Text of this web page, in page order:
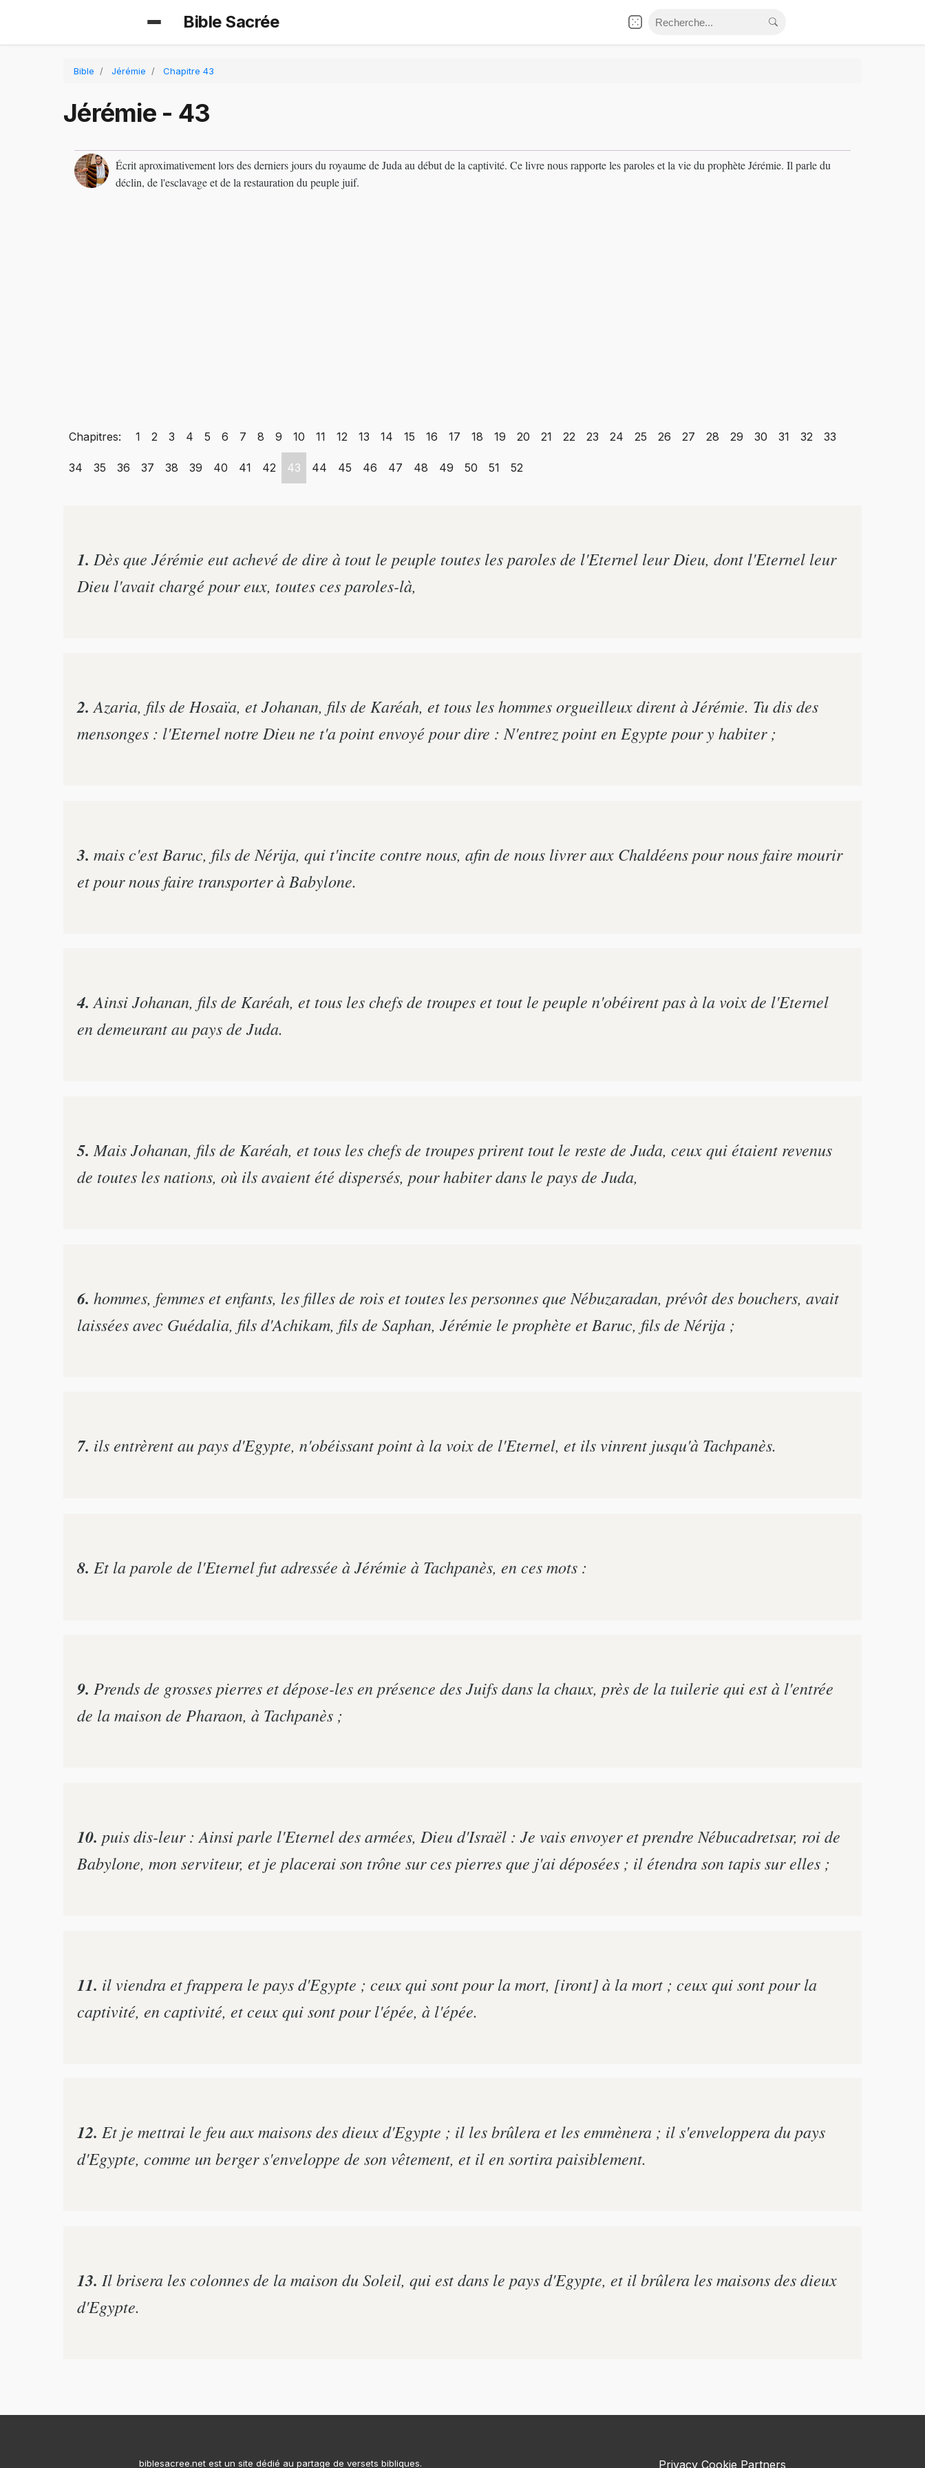
Bible Sacrée
Bible Jérémie Chapitre 43
Jérémie - 43
Écrit aproximativement lors des derniers jours du royaume de Juda au début de la captivité. Ce livre nous rapporte les paroles et la vie du prophète Jérémie. Il parle du
déclin, de l'esclavage et de la restauration du peuple juif.
Chapitres: 1 2 3 4 5 6 7 8 9 10 11 12 13 14 15 16 17 18 19 20 21 22 23 24 25 26 27 28 29 30 31 32 33
34 35 36 37 38 39 40 41 42 43 44 45 46 47 48 49 50 51 52
1. Dès que Jérémie eut achevé de dire à tout le peuple toutes les paroles de l'Eternel leur Dieu, dont l'Eternel leur
Dieu l'avait chargé pour eux, toutes ces paroles-là,
2. Azaria, fils de Hosaïa, et Johanan, fils de Karéah, et tous les hommes orgueilleux dirent à Jérémie. Tu dis des
mensonges : l'Eternel notre Dieu ne t'a point envoyé pour dire : N'entrez point en Egypte pour y habiter ;
3. mais c'est Baruc, fils de Nérija, qui t'incite contre nous, afin de nous livrer aux Chaldéens pour nous faire mourir
et pour nous faire transporter à Babylone.
4. Ainsi Johanan, fils de Karéah, et tous les chefs de troupes et tout le peuple n'obéirent pas à la voix de l'Eternel
en demeurant au pays de Juda.
5. Mais Johanan, fils de Karéah, et tous les chefs de troupes prirent tout le reste de Juda, ceux qui étaient revenus
de toutes les nations, où ils avaient été dispersés, pour habiter dans le pays de Juda,
6. hommes, femmes et enfants, les filles de rois et toutes les personnes que Nébuzaradan, prévôt des bouchers, avait
laissées avec Guédalia, fils d'Achikam, fils de Saphan, Jérémie le prophète et Baruc, fils de Nérija ;
7. ils entrèrent au pays d'Egypte, n'obéissant point à la voix de l'Eternel, et ils vinrent jusqu'à Tachpanès.
8. Et la parole de l'Eternel fut adressée à Jérémie à Tachpanès, en ces mots :
9. Prends de grosses pierres et dépose-les en présence des Juifs dans la chaux, près de la tuilerie qui est à l'entrée
de la maison de Pharaon, à Tachpanès ;
10. puis dis-leur : Ainsi parle l'Eternel des armées, Dieu d'Israël : Je vais envoyer et prendre Nébucadretsar, roi de
Babylone, mon serviteur, et je placerai son trône sur ces pierres que j'ai déposées ; il étendra son tapis sur elles ;
11. il viendra et frappera le pays d'Egypte ; ceux qui sont pour la mort, [iront] à la mort ; ceux qui sont pour la
captivité, en captivité, et ceux qui sont pour l'épée, à l'épée.
12. Et je mettrai le feu aux maisons des dieux d'Egypte ; il les brûlera et les emmènera ; il s'enveloppera du pays
d'Egypte, comme un berger s'enveloppe de son vêtement, et il en sortira paisiblement.
13. Il brisera les colonnes de la maison du Soleil, qui est dans le pays d'Egypte, et il brûlera les maisons des dieux
d'Egypte.
biblesacree.net est un site dédié au partage de versets bibliques. Privacy Cookie Partners